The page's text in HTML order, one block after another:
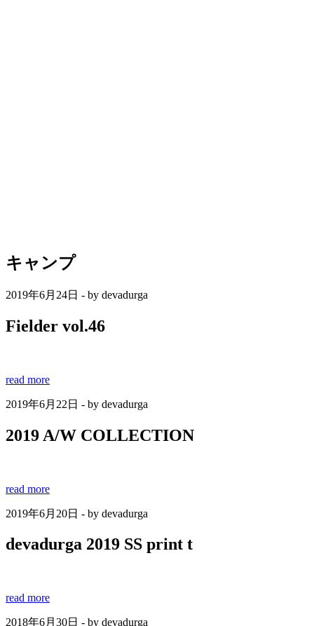
キャンプ
2019年6月24日 - by devadurga
Fielder vol.46
read more
2019年6月22日 - by devadurga
2019 A/W COLLECTION
read more
2019年6月20日 - by devadurga
devadurga 2019 SS print t
read more
2018年6月30日 - by devadurga